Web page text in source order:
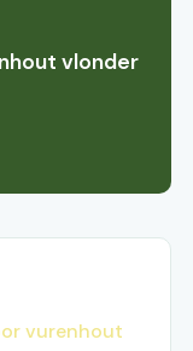
vlonder
vurenhout